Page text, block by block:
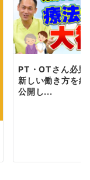
PT・OTさん必見
新しい働き方を
公開し...